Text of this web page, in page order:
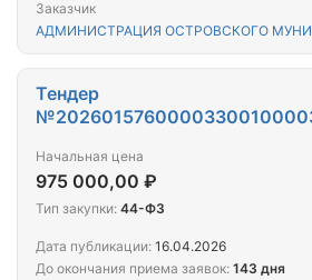
(РРО-СМАРТ)» в 2027 году
Заказчик
АДМИНИСТРАЦИЯ ОСТРОВСКОГО
Тендер
Начальная цена
975 000,00 ₽
Тип закупки: 44-ФЗ
Дата публикации: 16.04.2026
До окончания приема заявок: 143 дня